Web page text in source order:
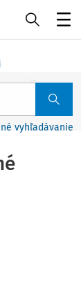
vyhľadávanie